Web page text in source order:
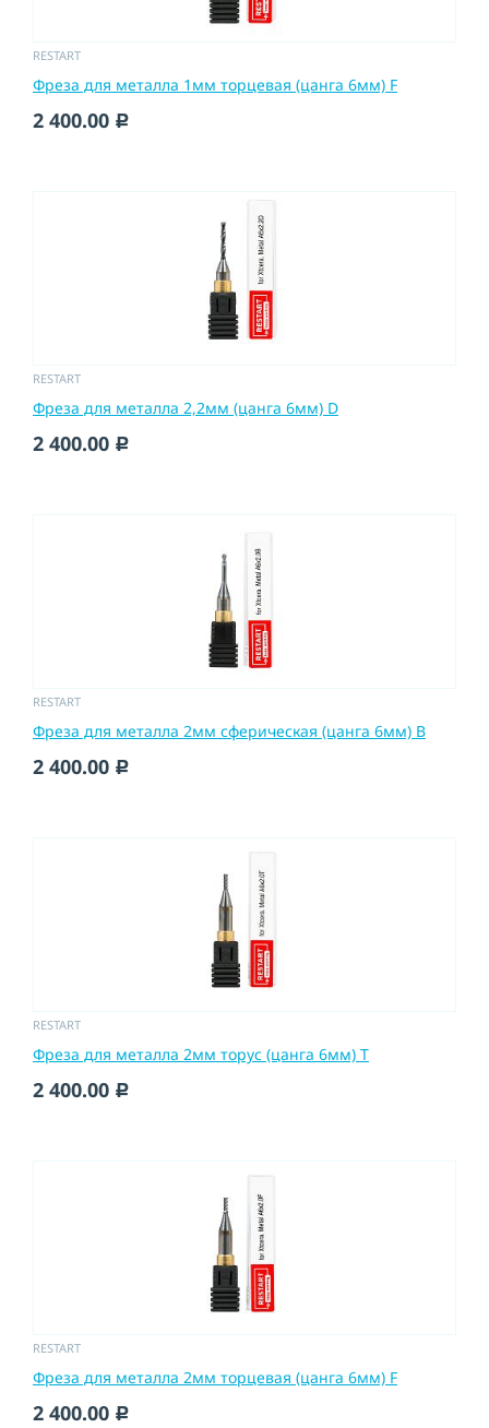
RESTART
Фреза для металла 1мм торцевая (цанга 6мм) F
2 400.00 c
RESTART
Фреза для металла 2,2мм (цанга 6мм) D
2 400.00 c
RESTART
Фреза для металла 2мм сферическая (цанга 6мм) B
2 400.00 c
RESTART
Фреза для металла 2мм торус (цанга 6мм) T
2 400.00 c
RESTART
Фреза для металла 2мм торцевая (цанга 6мм) F
2 400.00 c